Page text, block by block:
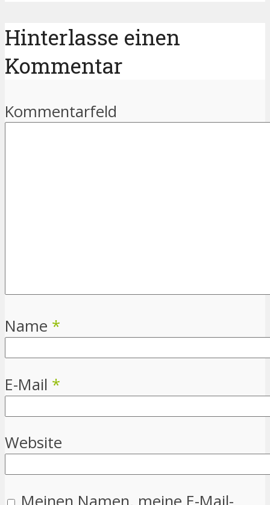
Hinterlasse einen
Kommentar
Kommentarfeld
Name *
E-Mail *
Website